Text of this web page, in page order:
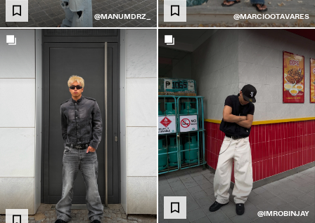
@MARCIOOTAVARES
@MANUMDRZ_
@IMROBINJAY